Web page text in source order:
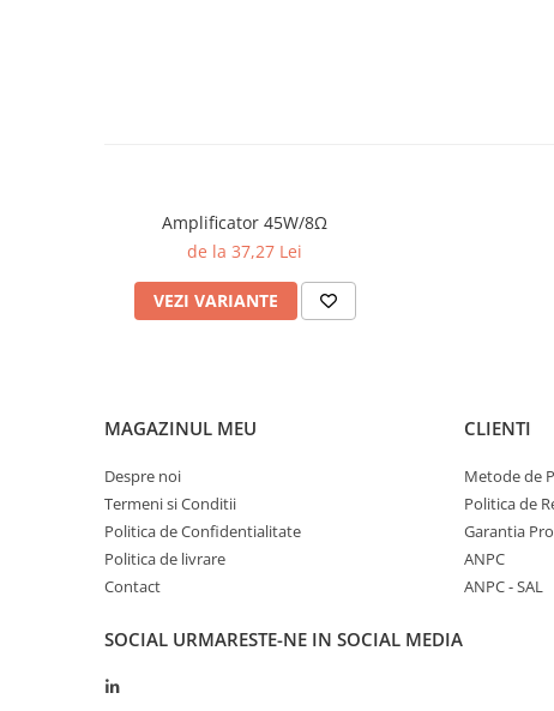
Amplificator 45W/8Ω
de la 37,27 Lei
VEZI VARIANTE
MAGAZINUL MEU
Despre noi
Termeni si Conditii
Politica de Confidentialitate
Politica de livrare
Contact
CLIENTI
Metode de
Politica de
Garantia
ANPC
ANPC - SAL
SOCIAL URMARESTE-NE IN SOCIAL MEDIA